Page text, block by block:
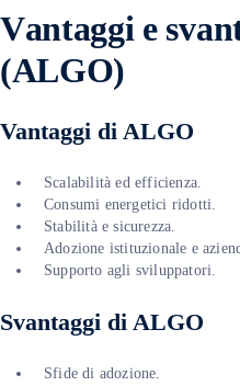
Vantaggi e
(ALGO)
Vantaggi di ALGO
Scalabilità ed efficienza.
Consumi energetici ridotti.
Stabilità e sicurezza.
Adozione istituzionale e
Supporto agli sviluppatori.
Svantaggi di ALGO
Sfide di adozione.